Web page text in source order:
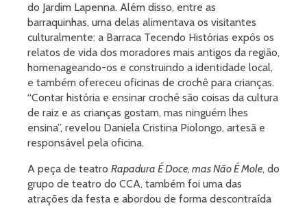
do Jardim Lapenna. Além disso, entre as
barraquinhas, uma delas alimentava os visitantes
culturalmente: a Barraca Tecendo Histórias expôs os
relatos de vida dos moradores mais antigos da região,
homenageando-os e construindo a identidade local,
e também ofereceu oficinas de crochê para crianças.
“Contar história e ensinar crochê são coisas da cultura
de raiz e as crianças gostam, mas ninguém lhes
ensina”, revelou Daniela Cristina Piolongo, artesã e
responsável pela oficina.
A peça de teatro Rapadura É Doce, mas Não É Mole, do
grupo de teatro do CCA, também foi uma das
atrações da festa e abordou de forma descontraída